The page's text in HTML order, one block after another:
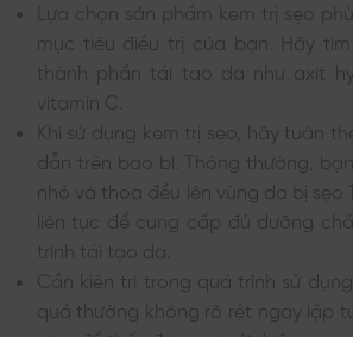
Lựa chọn sản phẩm kem trị sẹo
mục tiêu điều trị của bạn. Hãy
thành phần tái tạo da như axit
vitamin C.
Khi sử dụng kem trị sẹo, hãy tuân
dẫn trên bao bì. Thông thường,
nhỏ và thoa đều lên vùng da bị sẹo
liên tục để cung cấp đủ dưỡng
trình tái tạo da.
Cần kiên trì trong quá trình sử dụng
quả thường không rõ rệt ngay lập